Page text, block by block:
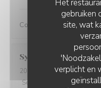
Het
gebruiken
site, wat
verplicht en
Comme à son habitude,
Sylvette
2026-08-05- 20:15 -
Service
Atmosfeer:5